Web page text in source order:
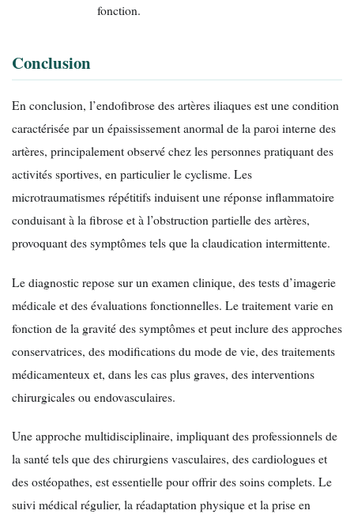
fonction.
Conclusion
En conclusion, l’endofibrose des artères iliaques est une condition
caractérisée par un épaississement anormal de la paroi interne des
artères, principalement observé chez les personnes pratiquant des
activités sportives, en particulier le cyclisme. Les
microtraumatismes répétitifs induisent une réponse inflammatoire
conduisant à la fibrose et à l’obstruction partielle des artères,
provoquant des symptômes tels que la claudication intermittente.
Le diagnostic repose sur un examen clinique, des tests d’imagerie
médicale et des évaluations fonctionnelles. Le traitement varie en
fonction de la gravité des symptômes et peut inclure des approches
conservatrices, des modifications du mode de vie, des traitements
médicamenteux et, dans les cas plus graves, des interventions
chirurgicales ou endovasculaires.
Une approche multidisciplinaire, impliquant des professionnels de
la santé tels que des chirurgiens vasculaires, des cardiologues et
des ostéopathes, est essentielle pour offrir des soins complets. Le
suivi médical régulier, la réadaptation physique et la prise en